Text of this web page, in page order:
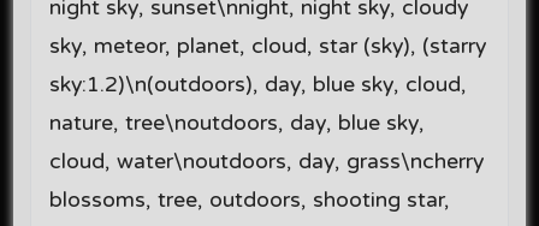
night sky, sunset\nnight, night sky, cloudy
sky, meteor, planet, cloud, star (sky), (starry
sky:1.2)\n(outdoors), day, blue sky, cloud,
nature, tree\noutdoors, day, blue sky,
cloud, water\noutdoors, day, grass\ncherry
blossoms, tree, outdoors, shooting star,